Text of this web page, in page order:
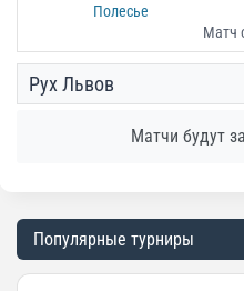
Полесье
Матч
Рух Львов
Матчи будут
Популярные турниры